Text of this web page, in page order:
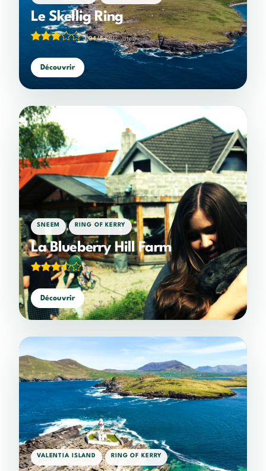
Le Skellig Ring
3,04/5(207 votes)
Découvrir
SNEEM , RING OF KERRY
La Blueberry Hill Farm
3,38/5(13 votes)
Découvrir
VALENTIA ISLAND , RING OF KERRY